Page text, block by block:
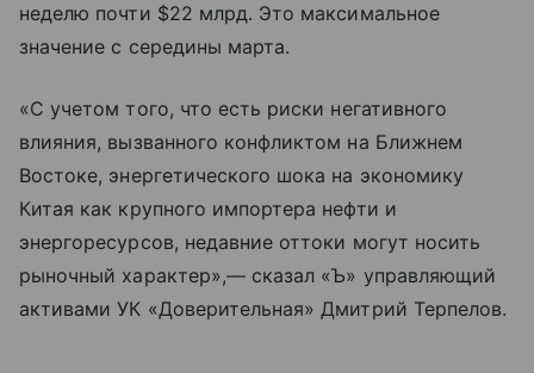
неделю почти $22 млрд. Это максимальное
значение с середины марта.
«С учетом того, что есть риски негативного
влияния, вызванного конфликтом на Ближнем
Востоке, энергетического шока на экономику
Китая как крупного импортера нефти и
энергоресурсов, недавние оттоки могут носить
рыночный характер»,— сказал «Ъ» управляющий
активами УК «Доверительная» Дмитрий Терпелов.